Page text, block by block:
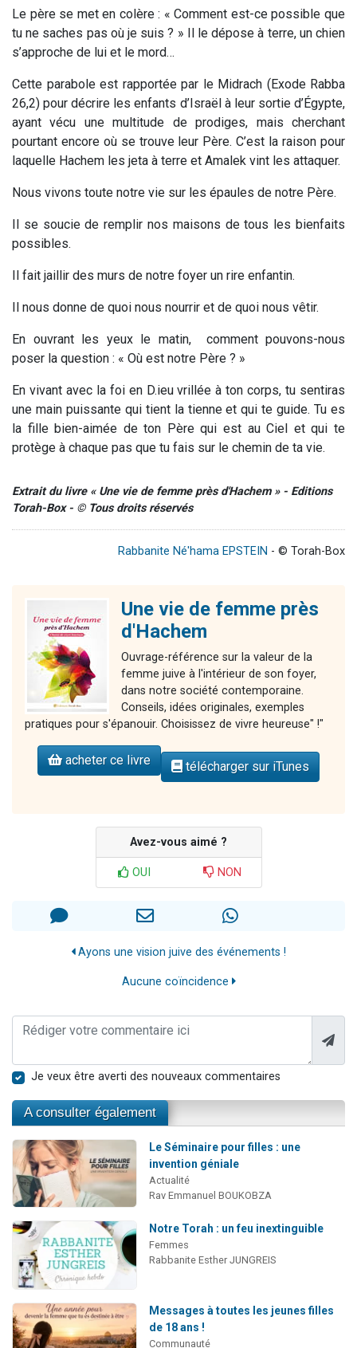
Le père se met en colère : « Comment est-ce possible que
tu ne saches pas où je suis ? » Il le dépose à terre, un chien
s’approche de lui et le mord…
Cette parabole est rapportée par le Midrach (Exode Rabba
26,2) pour décrire les enfants d’Israël à leur sortie d’Égypte,
ayant vécu une multitude de prodiges, mais cherchant
pourtant encore où se trouve leur Père. C’est la raison pour
laquelle Hachem les jeta à terre et Amalek vint les attaquer.
Nous vivons toute notre vie sur les épaules de notre Père.
Il se soucie de remplir nos maisons de tous les bienfaits
possibles.
Il fait jaillir des murs de notre foyer un rire enfantin.
Il nous donne de quoi nous nourrir et de quoi nous vêtir.
En ouvrant les yeux le matin, comment pouvons-nous
poser la question : « Où est notre Père ? »
En vivant avec la foi en D.ieuvrillée à ton corps, tu sentiras
une main puissante qui tient la tienne et qui te guide. Tu es
la fille bien-aimée de ton Père qui est au Ciel et qui te
protège à chaque pas que tu fais sur le chemin de ta vie.
Extrait du livre « Une vie de femme près d'Hachem » - Editions
Torah-Box - © Tous droits réservés
Rabbanite Né'hama EPSTEIN - © Torah-Box
Une vie de femme près
d'Hachem
Ouvrage-référence sur la valeur de la
femme juive à l'intérieur de son foyer,
dans notre société contemporaine.
Conseils, idées originales, exemples
pratiques pour s'épanouir. Choisissez de vivre heureuse" !"
acheter ce livre télécharger sur iTunes
Avez-vous aimé ?
OUI NON
Ayons une vision juive des événements !
Aucune coïncidence
Je veux être averti des nouveaux commentaires
A consulter également
Le Séminaire pour filles : une
invention géniale
Actualité
Rav Emmanuel BOUKOBZA
Notre Torah : un feu inextinguible
Femmes
Rabbanite Esther JUNGREIS
Messages à toutes les jeunes filles
de 18 ans !
Communauté